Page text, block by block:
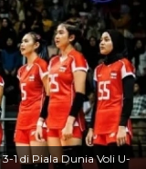
1 di Piala Dunia Voli U-